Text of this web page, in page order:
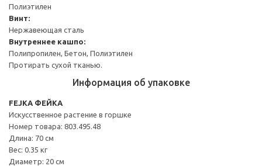
Полиэтилен
Винт:
Нержавеющая сталь
Внутреннее кашпо:
Полипропилен, Бетон, Полиэтилен
Протирать сухой тканью.
Информация об упаковке
FEJKA ФЕЙКА
Искусственное растение в горшке
Номер товара: 803.495.48
Длина: 70 см
Вес: 0.35 кг
Диаметр: 20 см